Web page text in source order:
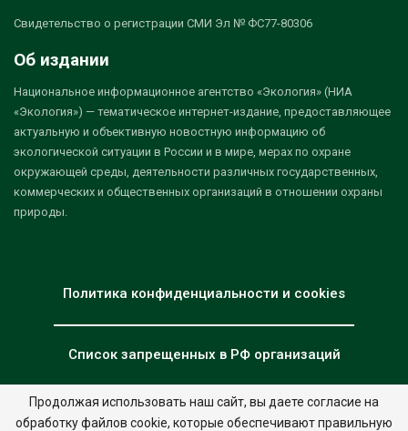
Свидетельство о регистрации СМИ Эл № ФС77-80306
Об издании
Национальное информационное агентство «Экология» (НИА
«Экология») — тематическое интернет-издание, предоставляющее
актуальную и объективную новостную информацию об
экологической ситуации в России и в мире, мерах по охране
окружающей среды, деятельности различных государственных,
коммерческих и общественных организаций в отношении охраны
природы.
Политика конфиденциальности и cookies
Список запрещенных в РФ организаций
© 2026 - НИА "Экология". Все права защищены. Дизайн:nia.eco
Продолжая использовать наш сайт, вы даете согласие на
обработку файлов cookie, которые обеспечивают правильную